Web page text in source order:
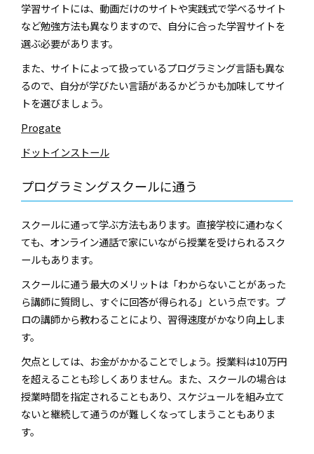
学習サイトには、動画だけのサイトや実践式で学べるサイト
など勉強方法も異なりますので、自分に合った学習サイトを
選ぶ必要があります。
また、サイトによって扱っているプログラミング言語も異な
るので、自分が学びたい言語があるかどうかも加味してサイ
トを選びましょう。
Progate
ドットインストール
プログラミングスクールに通う
スクールに通って学ぶ方法もあります。直接学校に通わなく
ても、オンライン通話で家にいながら授業を受けられるスク
ールもあります。
スクールに通う最大のメリットは「わからないことがあった
ら講師に質問し、すぐに回答が得られる」という点です。プ
ロの講師から教わることにより、習得速度がかなり向上しま
す。
欠点としては、お金がかかることでしょう。授業料は10万円
を超えることも珍しくありません。また、スクールの場合は
授業時間を指定されることもあり、スケジュールを組み立て
ないと継続して通うのが難しくなってしまうこともありま
す。